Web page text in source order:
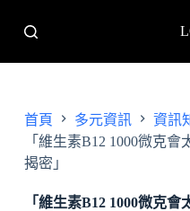
至
主
容
首頁 多元資訊 資訊
「維生素B12 1000微克
揭密」
「維生素B12 1000微克